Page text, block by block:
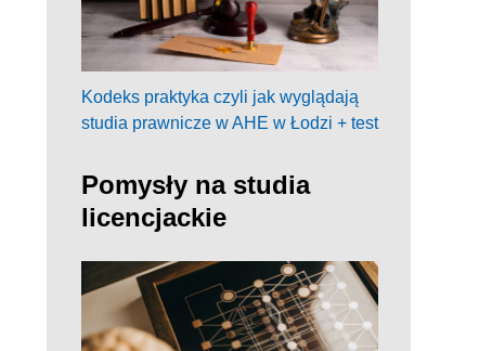
Kodeks praktyka czyli jak wyglądają
studia prawnicze w AHE w Łodzi + test
Pomysły na studia
licencjackie